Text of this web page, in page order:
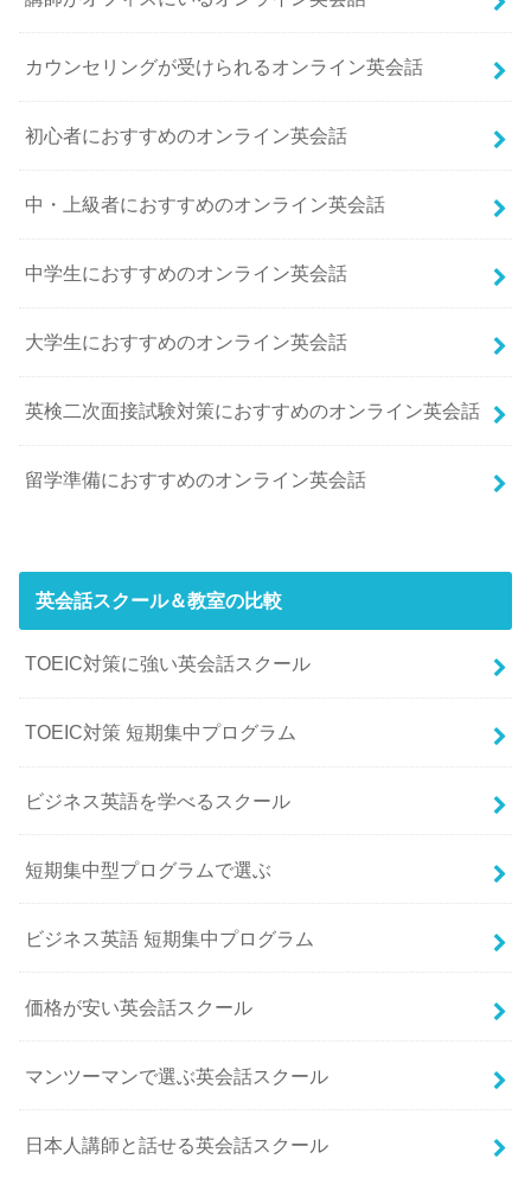
カウンセリングが受けられるオンライン英会話
初心者におすすめのオンライン英会話
中・上級者におすすめのオンライン英会話
中学生におすすめのオンライン英会話
大学生におすすめのオンライン英会話
英検二次面接試験対策におすすめのオンライン英会話
留学準備におすすめのオンライン英会話
英会話スクール＆教室の比較
TOEIC対策に強い英会話スクール
TOEIC対策 短期集中プログラム
ビジネス英語を学べるスクール
短期集中型プログラムで選ぶ
ビジネス英語 短期集中プログラム
価格が安い英会話スクール
マンツーマンで選ぶ英会話スクール
日本人講師と話せる英会話スクール